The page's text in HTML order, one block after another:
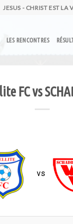
JESUS - CHRIST EST LA
LES RENCONTRES
FC vs
vs